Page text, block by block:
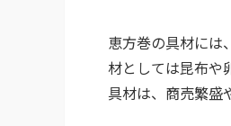
恵方巻の具材には
材としては昆布や
具材は、商売繁盛